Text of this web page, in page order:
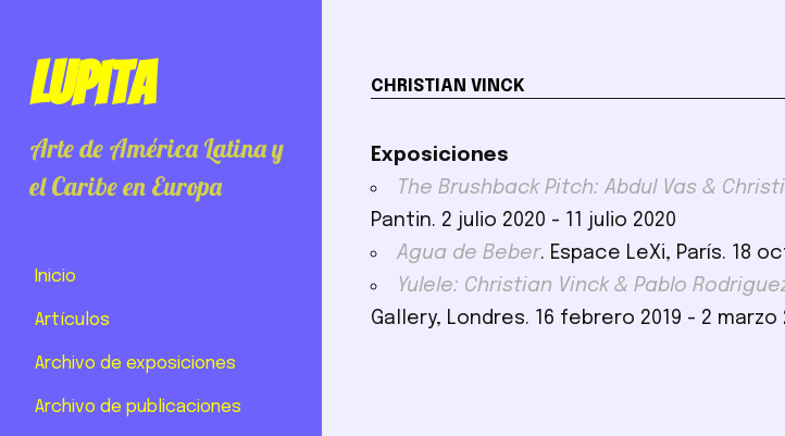
Lupita
Arte de América Latina y
el Caribe en Europa
Inicio
Artículos
Archivo de exposiciones
Archivo de publicaciones
CHRISTIAN VINCK
Exposiciones
The Brushback Pitch: Abdul Vas &
Pantin. 2 julio 2020 - 11 julio 2020
Agua de Beber. Espace LeXi, París. 18
Yulele: Christian Vinck & Pablo
Gallery, Londres. 16 febrero 2019 - 2 marzo